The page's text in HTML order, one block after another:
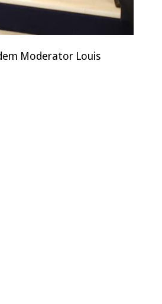
Moderator Louis